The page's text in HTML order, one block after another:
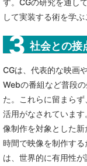
す。CGの研究を通し
して実装する術を学ぶ
社会との接
CGは、代表的な映画
Webの番組など普段
た。これらに留まら
活用がなされていま
像制作を対象とした
時間で映像を制作す
は、世界的に有用性